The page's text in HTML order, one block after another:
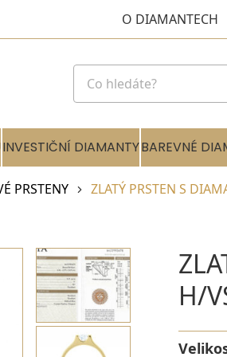
O DIAMANTECH
INVESTIČNÍ DIAMANTYBAREVNÉ
PRSTENY ZLATÝ PRSTEN S
H/